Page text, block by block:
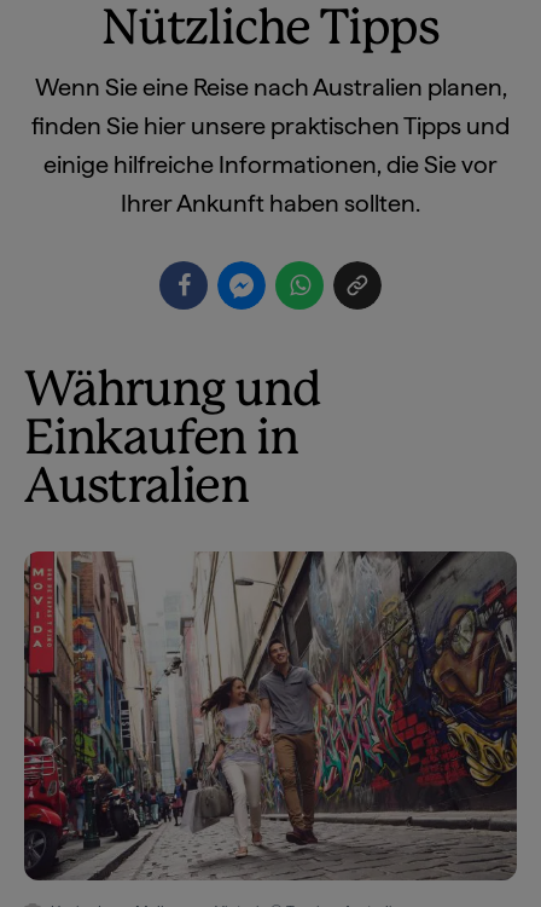
Nützliche Tipps
Wenn Sie eine Reise nach Australien planen,
finden Sie hier unsere praktischen Tipps und
einige hilfreiche Informationen, die Sie vor
Ihrer Ankunft haben sollten.
Währung und
Einkaufen in
Australien